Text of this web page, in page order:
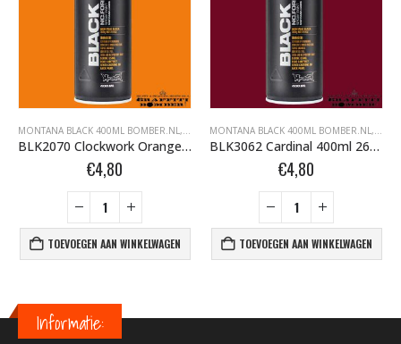
SPUITBUSSEN
BLACK BOMBER.NL ,MONTANA GRAFFITI SPUITBUSSEN
MONTANA BLACK 400ML BOMBER.NL , MONTANA BLACK BOMBER.NL ,MONTANA
BLK2070 Clockwork Orange 400ml 263668
€4,80
TOEVOEGEN AAN WINKELWAGEN
MONTANA BLACK 400ML BOMBER.NL ,
BLK3062 Cardinal 400ml 263729
€4,80
TOEVOEGEN AAN WINKELWAGEN
Informatie: